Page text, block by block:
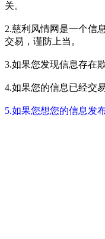
关。
2.慈利风情网是一个信
交易，谨防上当。
3.如果您发现信息存在
4.如果您的信息已经交
5.如果您想您的信息发